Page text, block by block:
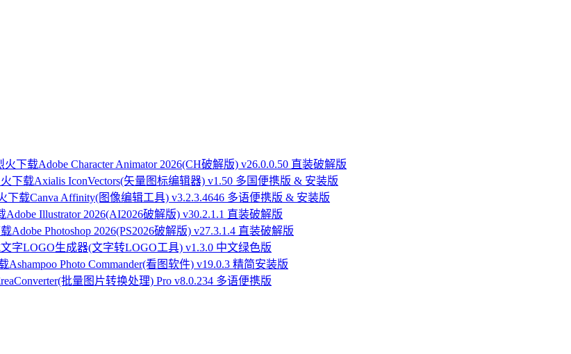
Adobe Character Animator 2026(CH破解版) v26.0.0.50 直装破解版
Axialis IconVectors(矢量图标编辑器) v1.50 多国便携版 & 安装版
Canva Affinity(图像编辑工具) v3.2.3.4646 多语便携版 & 安装版
Adobe Illustrator 2026(AI2026破解版) v30.2.1.1 直装破解版
Adobe Photoshop 2026(PS2026破解版) v27.3.1.4 直装破解版
文字LOGO生成器(文字转LOGO工具) v1.3.0 中文绿色版
Ashampoo Photo Commander(看图软件) v19.0.3 精简安装版
reaConverter(批量图片转换处理) Pro v8.0.234 多语便携版